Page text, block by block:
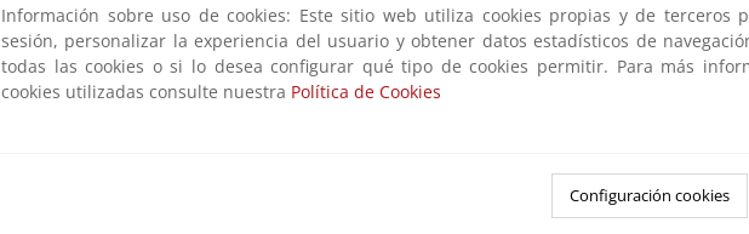
De acuerdo con lo previsto en el Art. 21.2 a) del Reglamento General de la
expediente de d eslinde del dominio público marítimo-terrestre del tramo de costa
de Pedregalejo (desde la C/ Varadero hasta Paseo Marítimo El Pedregal nº 70), en el
en el plazo de 1 mes, cualquier interesado pueda comparecer en el expediente
Información sobre uso de cookies: Este sitio web utiliza cookies propias y de terceros
sesión, personalizar la experiencia del usuario y obtener datos estadísticos de
todas las cookies o si lo desea configurar qué tipo de cookies permitir. Para más
cookies utilizadas consulte nuestra Política de Cookies
Configuración cookies